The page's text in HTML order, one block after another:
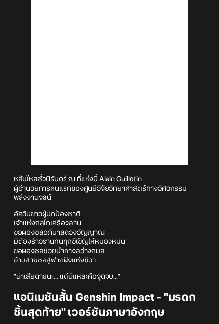
หลับใหลชั่วนิรันดร์ ณ ที่แห่งนี้ Alain Guillotin
ผู้อำนวยการคนแรกของศูนย์วิจัยวิทยาศาสตร์ทางวิศวกรรม
พลังงานจลน์
อัศวินขาวผู้ปกป้องชาติ
เจ้าแห่งกลไกเครื่องลาน
ขอผองชลอภิบาลดวงวิญญาณ
มิต้องร้าวรานทนทุกข์เข็ญให้หมองหม่น
ขอผองชลช่วยนำทางสว่างกมล
ข้ามสายชลสู่ฟากฝั่งแห่งชีวา
"น่าเสียดายนะ... แต่นี่แหละคือจุดจบ..."
แอนิเมชันสั้น Genshin Impact - "มรดก
ชิ้นสุดท้าย" เวอร์ชันภาษาอังกฤษ